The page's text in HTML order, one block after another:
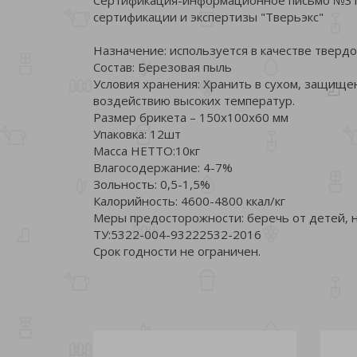
сертификации и экспертизы "Тверьэкс"
Назначение: используется в качестве
Состав: Березовая пыль
Условия хранения: Хранить в сухом,
воздействию высоких температур.
Размер брикета – 150х100х60 мм
Упаковка: 12шт
Масса НЕТТО:10кг
Влагосодержание: 4-7%
Зольность: 0,5-1,5%
Калорийность: 4600-4800 ккал/кг
Меры предосторожности: беречь от детей,
ТУ:5322-004-93222532-2016
Срок годности не ограничен.